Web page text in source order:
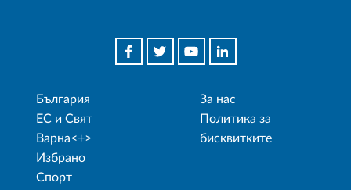
България
ЕС и Свят
Варна<+>
Избрано
Спорт
За нас
Политика за
бисквитките